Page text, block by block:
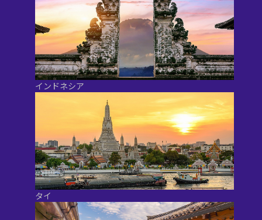
インドネシア
タイ